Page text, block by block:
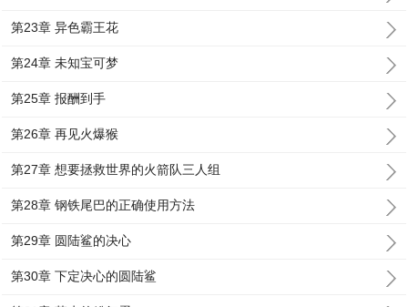
第23章 异色霸王花
第24章 未知宝可梦
第25章 报酬到手
第26章 再见火爆猴
第27章 想要拯救世界的火箭队三人组
第28章 钢铁尾巴的正确使用方法
第29章 圆陆鲨的决心
第30章 下定决心的圆陆鲨